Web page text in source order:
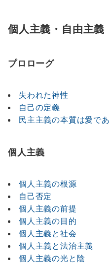
個人主義・自由主義
プロローグ
失われた神性
自己の定義
民主主義の本質は愛で
個人主義
個人主義の根源
自己否定
個人主義の前提
個人主義の目的
個人主義と社会
個人主義と法治主義
個人主義の光と陰